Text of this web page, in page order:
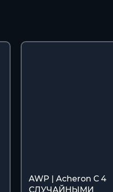
AWP | Acheron С 4
СЛУЧАЙНЫМИ